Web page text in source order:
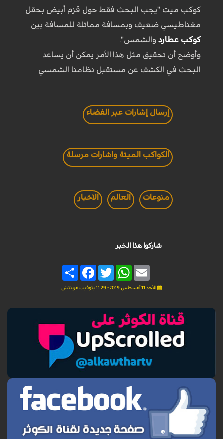
كوكب ميت "يجب البحث فقط حول قزم أبيض بحقل
مغناطيسي ضعيف وبمسافة مماثلة للمسافة بين
كوكب عطاردوالشمس".
وأوضح أن تحقيق مثل هذا الأمر يمكن أن يساعد
البحث في الكشف عن مستقبل نظامنا الشمسي
إرسال إشارات عبر الفضاء
الكواكب الميتة واشارات مرسلة
منوعات العالم الاخبار
شاركوا هذا الخبر
Share
FacebookTwitter
WhatsAppEmail
الأحد 11 أغسطس 2019 - 11:29 بتوقيت غرينتش